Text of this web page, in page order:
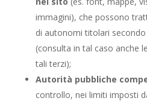
immagini), che possono
di autonomi titolari
(consulta in tal caso anche
tali terzi);
Autorità pubbliche
controllo, nei limiti imposti